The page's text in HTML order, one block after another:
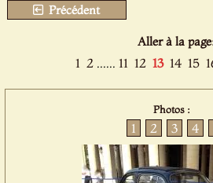
Précédent
Aller à la
1 2 ...... 11 12 13 14 15
Photos :
1 2 3 4